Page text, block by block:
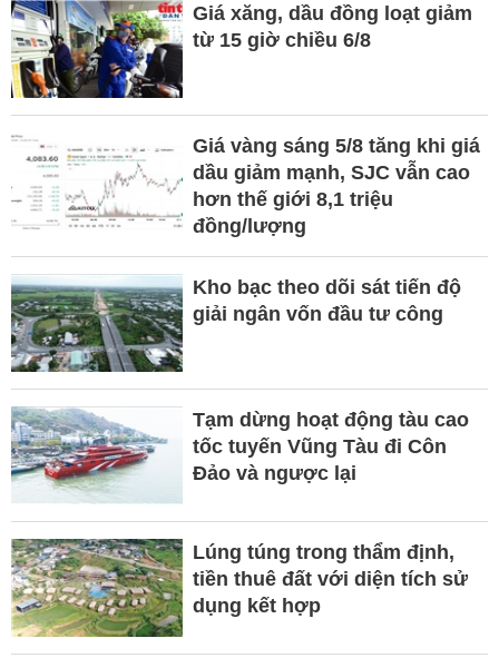
Giá xăng, dầu đồng loạt giảm
từ 15 giờ chiều 6/8
Giá vàng sáng 5/8 tăng khi giá
dầu giảm mạnh, SJC vẫn cao
hơn thế giới 8,1 triệu
đồng/lượng
Kho bạc theo dõi sát tiến độ
giải ngân vốn đầu tư công
Tạm dừng hoạt động tàu cao
tốc tuyến Vũng Tàu đi Côn
Đảo và ngược lại
Lúng túng trong thẩm định,
tiền thuê đất với diện tích sử
dụng kết hợp